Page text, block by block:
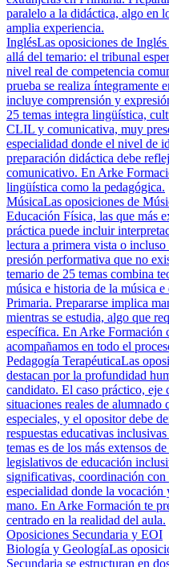
paralelo a la didáctica, algo en
amplia experiencia.
InglésLas oposiciones de
allá del temario: el tribunal
nivel real de competencia
prueba se realiza íntegramente
incluye comprensión y
25 temas integra lingüística,
CLIL y comunicativa, muy
especialidad donde el nivel de
preparación didáctica debe
comunicativo. En Arke
lingüística como la pedagógica.
MúsicaLas oposiciones de
Educación Física, las que más
práctica puede incluir
lectura a primera vista o
presión performativa que no
temario de 25 temas combina
música e historia de la música
Primaria. Prepararse implica
mientras se estudia, algo que
específica. En Arke Formación
acompañamos en todo el
Pedagogía TerapéuticaLas
destacan por la profundidad
candidato. El caso práctico, eje
situaciones reales de alumnado
especiales, y el opositor debe
respuestas educativas
temas es de los más extensos
legislativos de educación
significativas, coordinación con
especialidad donde la
mano. En Arke Formación te
centrado en la realidad del aula.
Oposiciones Secundaria y EOI
Biología y GeologíaLas
Secundaria se estructuran en